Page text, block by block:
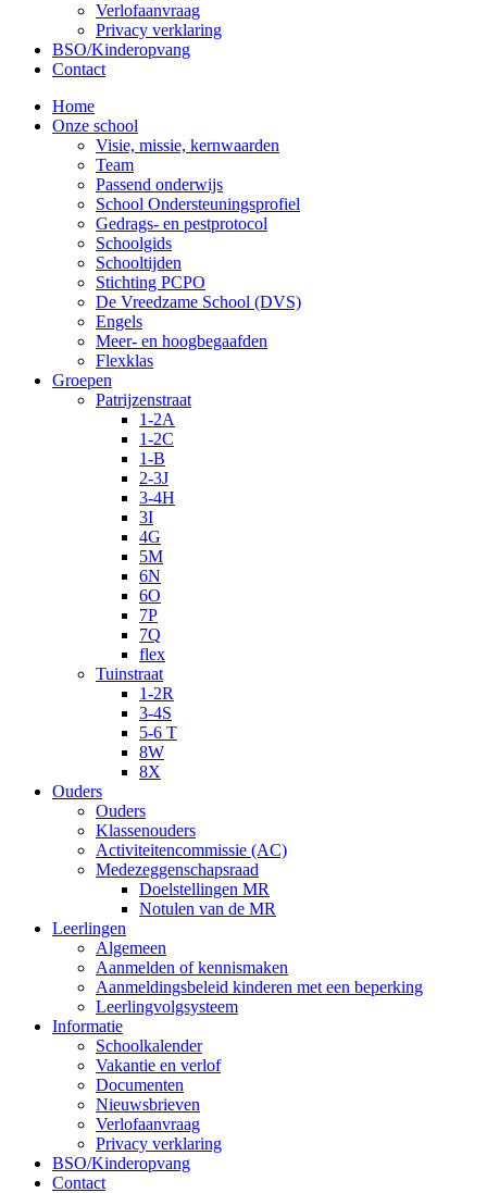
Verlofaanvraag
Privacy verklaring
BSO/Kinderopvang
Contact
Home
Onze school
Visie, missie, kernwaarden
Team
Passend onderwijs
School Ondersteuningsprofiel
Gedrags- en pestprotocol
Schoolgids
Schooltijden
Stichting PCPO
De Vreedzame School (DVS)
Engels
Meer- en hoogbegaafden
Flexklas
Groepen
Patrijzenstraat
1-2A
1-2C
1-B
2-3J
3-4H
3I
4G
5M
6N
6O
7P
7Q
flex
Tuinstraat
1-2R
3-4S
5-6 T
8W
8X
Ouders
Ouders
Klassenouders
Activiteitencommissie (AC)
Medezeggenschapsraad
Doelstellingen MR
Notulen van de MR
Leerlingen
Algemeen
Aanmelden of kennismaken
Aanmeldingsbeleid kinderen met een beperking
Leerlingvolgsysteem
Informatie
Schoolkalender
Vakantie en verlof
Documenten
Nieuwsbrieven
Verlofaanvraag
Privacy verklaring
BSO/Kinderopvang
Contact